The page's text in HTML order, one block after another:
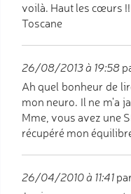
voilà. Haut les cœurs
Toscane
26/08/2013 à 19:58
Ah quel bonheur de
mon neuro. Il ne m'a
Mme, vous avez une
récupéré mon
26/04/2010 à 11:41par